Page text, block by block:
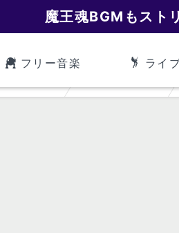
魔王魂BGMもスト
フリー音楽 ライ